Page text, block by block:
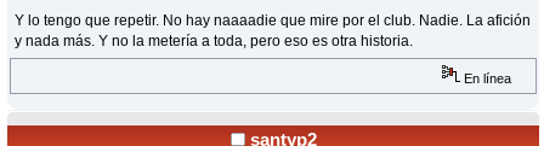
Y lo tengo que repetir. No hay naaaadie que mire por el club. Nadie. La afición
y nada más. Y no la metería a toda, pero eso es otra historia.
En línea
santyp2